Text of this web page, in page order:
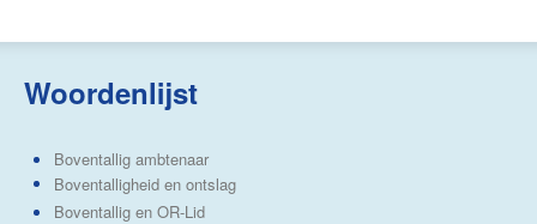
Woordenlijst
Boventallig ambtenaar
Boventalligheid en ontslag
Boventallig en OR-Lid